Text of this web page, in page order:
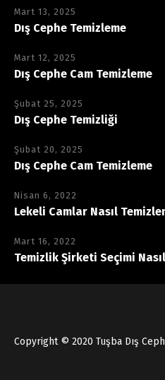
Mart 13, 2025
Dış Cephe Temizleme
Mart 12, 2025
Dış Cephe Cam Temizleme
Şubat 25, 2025
Dış Cephe Temizliği
Şubat 20, 2025
Dış Cephe Cam Temizleme
Nisan 6, 2022
Lekeli Camlar Nasıl
Mart 16, 2022
Temizlik Şirketi Seçimi Nasıl
Copyright © 2020 Tuşba Dış